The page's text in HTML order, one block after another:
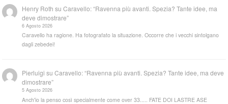
Henry Roth suCaravello: “Ravenna più avanti. Spezia? Tante idee, ma
deve dimostrare”
6 Agosto 2026
Caravello ha ragione. Ha fotografato la situazione. Occorre che i vecchi sintolgano
dagli zebedei!
Pierluigi suCaravello: “Ravenna più avanti. Spezia? Tante idee, ma deve
dimostrare”
5 Agosto 2026
Anch'io la penso così specialmente come over 33..... FATE DOI LASTRE ASE